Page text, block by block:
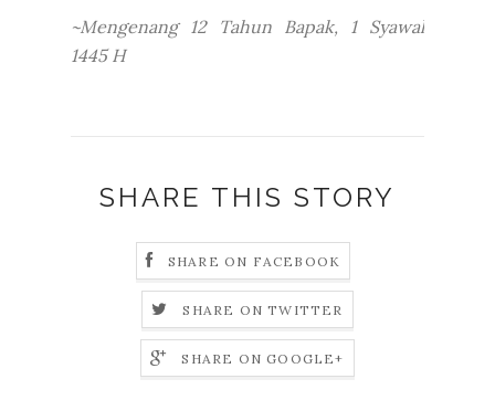
~Mengenang 12 Tahun Bapak, 1 Syawal
1445 H
SHARE THIS STORY
SHARE ON FACEBOOK
SHARE ON TWITTER
SHARE ON GOOGLE+